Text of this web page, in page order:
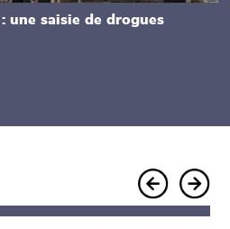
une saisie de drogues